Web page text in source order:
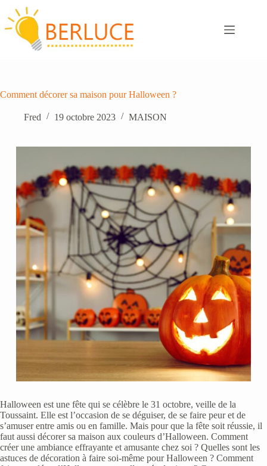
au
contenu
Comment décorer sa maison pour Halloween ?
Fred 19 octobre 2023 MAISON
Halloween est une fête qui se célèbre le 31 octobre, veille de la
Toussaint. Elle est l’occasion de se déguiser, de se faire peur et de
s’amuser entre amis ou en famille. Mais pour que la fête soit réussie, il
faut aussi décorer sa maison aux couleurs d’Halloween. Comment
créer une ambiance effrayante et amusante chez soi ? Quelles sont les
astuces de décoration à faire soi-même pour Halloween ? Comment